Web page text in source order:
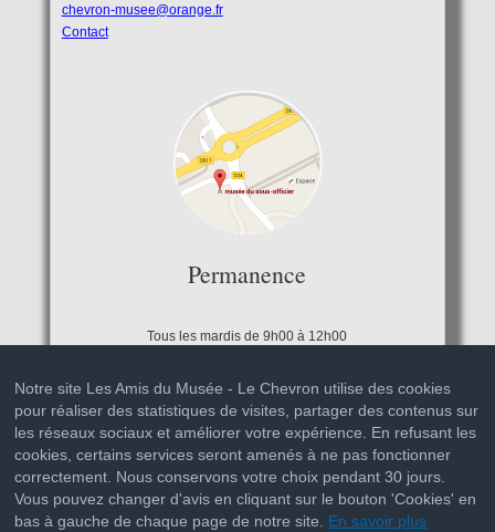
chevron-musee@orange.fr
Contact
Permanence
Tous les mardis de 9h00 à 12h00
Notre site Les Amis du Musée - Le Chevron utilise des cookies
pour réaliser des statistiques de visites, partager des contenus sur
les réseaux sociaux et améliorer votre expérience. En refusant les
cookies, certains services seront amenés à ne pas fonctionner
correctement. Nous conservons votre choix pendant 30 jours.
Vous pouvez changer d'avis en cliquant sur le bouton 'Cookies' en
bas à gauche de chaque page de notre site. En savoir plus